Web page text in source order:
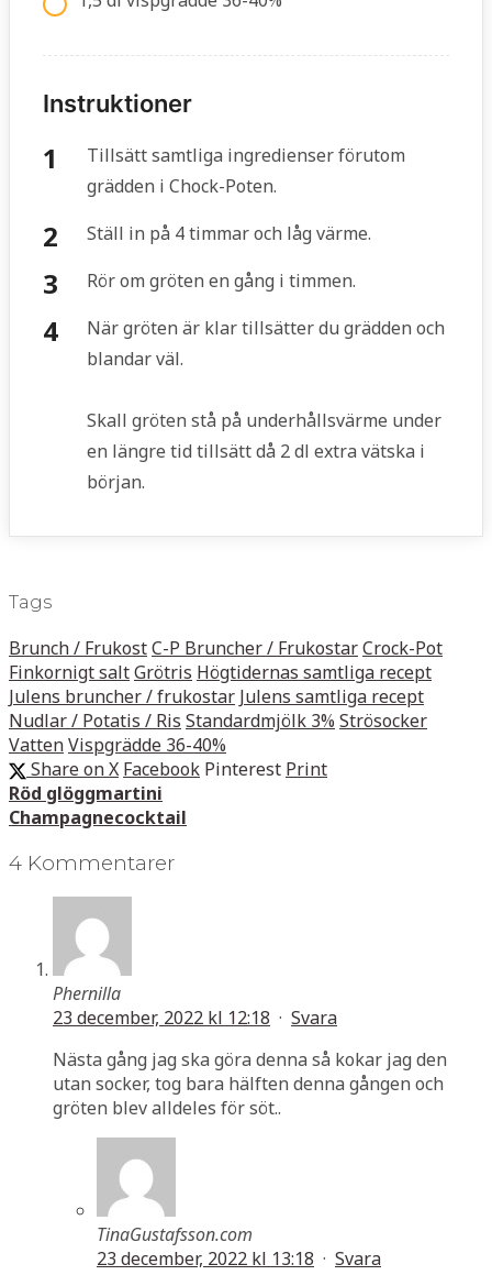
Instruktioner
Tillsätt samtliga ingredienser förutom
grädden i Chock-Poten.
Ställ in på 4 timmar och låg värme.
Rör om gröten en gång i timmen.
När gröten är klar tillsätter du grädden och
blandar väl.
Skall gröten stå på underhållsvärme under
en längre tid tillsätt då 2 dl extra vätska i
början.
Tags
Brunch / FrukostC-P Bruncher / FrukostarCrock-Pot
Finkornigt saltGrötris Högtidernas samtliga recept
Julens bruncher / frukostar Julens samtliga recept
Nudlar / Potatis / Ris Standardmjölk 3% Strösocker
VattenVispgrädde 36-40%
Share on X Facebook Pinterest Print
Röd glöggmartini
Champagnecocktail
4 Kommentarer
Phernilla
23 december, 2022 kl 12:18 · Svara
Nästa gång jag ska göra denna så kokar jag den
utan socker, tog bara hälften denna gången och
gröten blev alldeles för söt..
TinaGustafsson.com
23 december, 2022 kl 13:18 · Svara